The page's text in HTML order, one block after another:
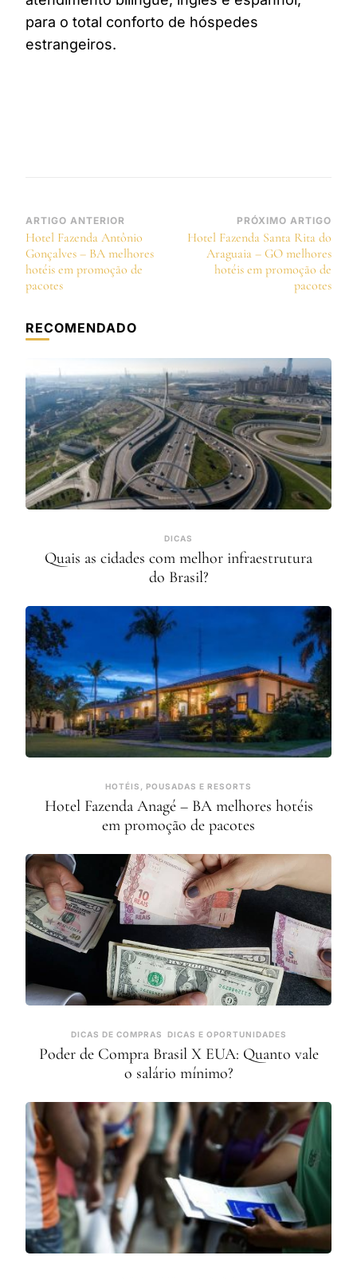
para o total conforto de hóspedes
estrangeiros.
Navegação
de
post
ARTIGO ANTERIOR
Hotel Fazenda Antônio
Gonçalves – BA melhores
hotéis em promoção de
pacotes
PRÓXIMO ARTIGO
Hotel Fazenda Santa Rita do
Araguaia – GO melhores
hotéis em promoção de
pacotes
RECOMENDADO
DICAS
Quais as cidades com melhor infraestrutura
do Brasil?
HOTÉIS, POUSADAS E RESORTS
Hotel Fazenda Anagé – BA melhores hotéis
em promoção de pacotes
DICAS DE COMPRAS DICAS E OPORTUNIDADES
Poder de Compra Brasil X EUA: Quanto vale
o salário mínimo?